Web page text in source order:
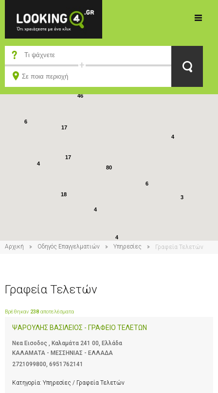
80
46
17
4
6
18
17
3
4
6
4
4
5
Αρχική Οδηγός Επαγγελματιών Υπηρεσίες Γραφεία Τελετών
Γραφεία Τελετών
Βρέθηκαν 238 αποτελέσματα
ΨΑΡΟΥΛΗΣ ΒΑΣΙΛΕΙΟΣ - ΓΡΑΦΕΙΟ ΤΕΛΕΤΩΝ
Νεα Εισοδος , Καλαμάτα 241 00, Ελλάδα
ΚΑΛΑΜΑΤΑ - ΜΕΣΣΗΝΙΑΣ - ΕΛΛΑΔΑ
2721099800, 6951762141
Κατηγορία: Υπηρεσίες / Γραφεία Τελετών